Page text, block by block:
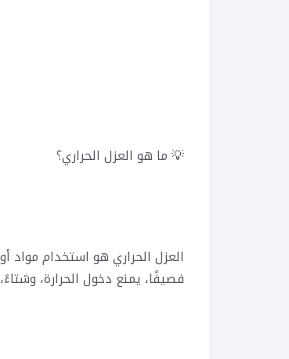
💡 ما هو العزل الحراري؟
العزل الحراري هو استخدام مواد
فصيفًا، يمنع دخول الحرارة،